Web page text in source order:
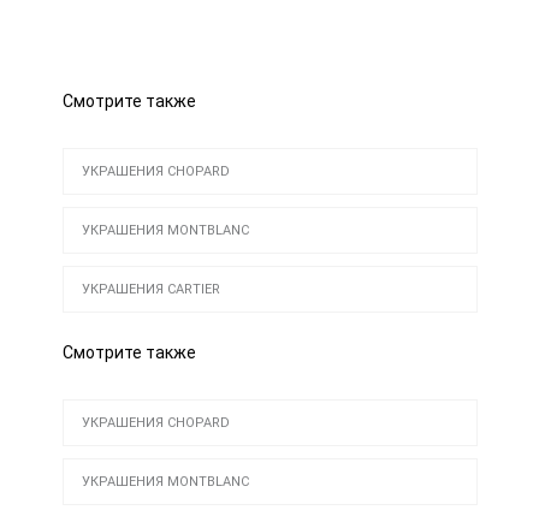
Смотрите также
УКРАШЕНИЯ CHOPARD
УКРАШЕНИЯ MONTBLANC
УКРАШЕНИЯ CARTIER
Смотрите также
УКРАШЕНИЯ CHOPARD
УКРАШЕНИЯ MONTBLANC